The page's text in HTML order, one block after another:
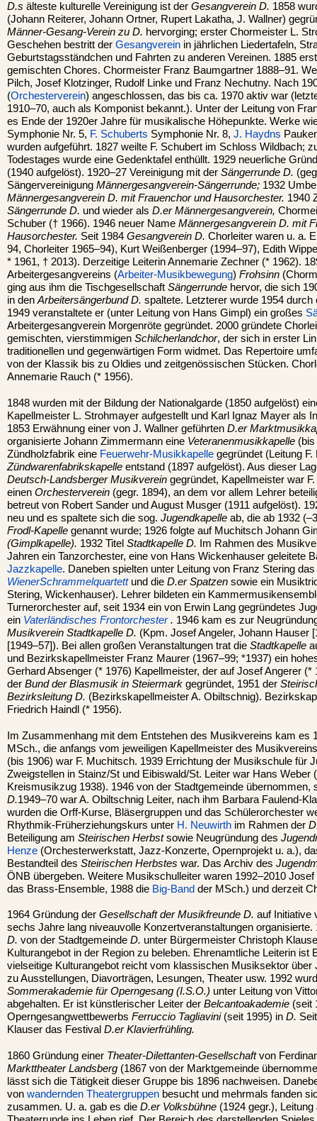
D.s älteste kulturelle Vereinigung ist der Gesangverein D. 1858
(Johann Reiterer, Johann Ortner, Rupert Lakatha, J. Wallner)
Männer-Gesang-Verein zu D. hervorging; erster Chormeister L.
Geschehen bestritt der Gesangverein in jährlichen Liedertafeln,
Geburtstagsständchen und Fahrten zu anderen Vereinen. 1885
gemischten Chores. Chormeister Franz Baumgartner 1888–91.
Pilch, Josef Klotzinger, Rudolf Linke und Franz Nechutny. Nach
(Orchesterverein) angeschlossen, das bis ca. 1970 aktiv war
1910–70, auch als Komponist bekannt.). Unter der Leitung von
es Ende der 1920er Jahre für musikalische Höhepunkte. Werke
Symphonie Nr. 5, F. Schuberts Symphonie Nr. 8, J. Haydns
wurden aufgeführt. 1827 weilte F. Schubert im Schloss Wildbach;
Todestages wurde eine Gedenktafel enthüllt. 1929 neuerliche
(1940 aufgelöst). 1920–27 Vereinigung mit der Sängerrunde D.
Sängervereinigung Männergesangverein-Sängerrunde; 1932
Männergesangverein D. mit Frauenchor und Hausorchester. 1940
Sängerrunde D. und wieder als D.er Männergesangverein,
Schuber († 1966). 1946 neuer Name Männergesangverein D. mit
Hausorchester. Seit 1984 Gesangverein D. Chorleiter waren u. a.
94, Chorleiter 1965–94), Kurt Weißenberger (1994–97), Edith
* 1961, † 2013). Derzeitige Leiterin Annemarie Zechner (* 1962).
Arbeitergesangvereins (Arbeiter-Musikbewegung) Frohsinn
ging aus ihm die Tischgesellschaft Sängerrunde hervor, die sich
in denArbeitersängerbund D. spaltete. Letzterer wurde 1954
1949 veranstaltete er (unter Leitung von Hans Gimpl) ein großes
Arbeitergesangverein Morgenröte gegründet. 2000 gründete
gemischten, vierstimmigen Schilcherlandchor, der sich in erster
traditionellen und gegenwärtigen Form widmet. Das Repertoire
von der Klassik bis zu Oldies und zeitgenössischen Stücken.
Annemarie Rauch (* 1956).
1848 wurden mit der Bildung der Nationalgarde (1850 aufgelöst)
Kapellmeister L. Strohmayer aufgestellt und Karl Ignaz Mayer als
1853 Erwähnung einer von J. Wallner geführten D.er
organisierte Johann Zimmermann eine Veteranenmusikkapelle
Zündholzfabrik eine Feuerwehr-Musikkapelle gegründet (Leitung
Zündwarenfabrikskapelle entstand (1897 aufgelöst). Aus dieser
Deutsch-Landsberger Musikverein gegründet, Kapellmeister war
einen Orchesterverein (gegr. 1894), an dem vor allem Lehrer
betreut von Robert Sander und August Musger (1911 aufgelöst).
neu und es spaltete sich die sog. Jugendkapelle ab, die ab 1932
Frodl-Kapelle genannt wurde; 1926 folgte auf Muchitsch Johann
(Gimplkapelle). 1932 Titel Stadtkapelle D. Im Rahmen des
Jahren ein Tanzorchester, eine von Hans Wickenhauser geleitete
Jazzkapelle. Daneben spielten unter Leitung von Franz Stering
WienerSchrammelquartettund die D.er Spatzen sowie ein
Stering, Wickenhauser). Lehrer bildeten ein
Turnerorchester auf, seit 1934 ein von Erwin Lang gegründetes
ein Vaterländisches Frontorchester . 1946 kam es zur
Musikverein Stadtkapelle D. (Kpm. Josef Angeler, Johann Hauser
[1949–57]). Bei allen großen Veranstaltungen trat die Stadtkapelle
und Bezirkskapellmeister Franz Maurer (1967–99; *1937) ein
Gerhard Absenger (* 1976) Kapellmeister, der auf Josef Angerer (*
der Bund der Blasmusik in Steiermark gegründet, 1951 der
Bezirksleitung D. (Bezirkskapellmeister A. Obiltschnig).
Friedrich Haindl (* 1956).
Im Zusammenhang mit dem Entstehen des Musikvereins kam es
MSch., die anfangs vom jeweiligen Kapellmeister des
(bis 1906) war F. Muchitsch. 1939 Errichtung der Musikschule für
Zweigstellen in Stainz/St und Eibiswald/St. Leiter war Hans Weber
Kreismusikzug 1938). 1946 von der Stadtgemeinde übernommen,
D.1949–70 war A. Obiltschnig Leiter, nach ihm Barbara Faulend-
wurden die Orff-Kurse, Bläsergruppen und das Schülerorchester
Rhythmik-Früherziehungskurs unter H. Neuwirth im Rahmen der
Beteiligung am Steirischen Herbstsowie Neugründung des
Henze (Orchesterwerkstatt, Jazz-Konzerte, Opernprojekt u. a.),
Bestandteil des Steirischen Herbstes war. Das Archiv des
ÖNB übergeben. Weitere Musikschulleiter waren 1992–2010
das Brass-Ensemble, 1988 die Big-Band der MSch.) und derzeit
1964 Gründung der Gesellschaft der Musikfreunde D. auf Initiative
sechs Jahre lang niveauvolle Konzertveranstaltungen
D. von der Stadtgemeinde D. unter Bürgermeister Christoph
Kulturangebot in der Region zu beleben. Ehrenamtliche Leiterin ist
vielseitige Kulturangebot reicht vom klassischen Musiksektor
zu Ausstellungen, Diavorträgen, Lesungen, Theater usw. 1992
Sommerakademie für Operngesang (I.S.O.) unter Leitung von
abgehalten. Er ist künstlerischer Leiter der Belcantoakademie (seit
Operngesangwettbewerbs Ferruccio Tagliavini(seit 1995) in D.
Klauser das Festival D.er Klavierfrühling.
1860 Gründung einer Theater-Dilettanten-Gesellschaftvon
Markttheater Landsberg (1867 von der Marktgemeinde
lässt sich die Tätigkeit dieser Gruppe bis 1896 nachweisen.
von wandernden Theatergruppen besucht und mehrmals fanden
zusammen. U. a. gab es die D.er Volksbühne (1924 gegr.),